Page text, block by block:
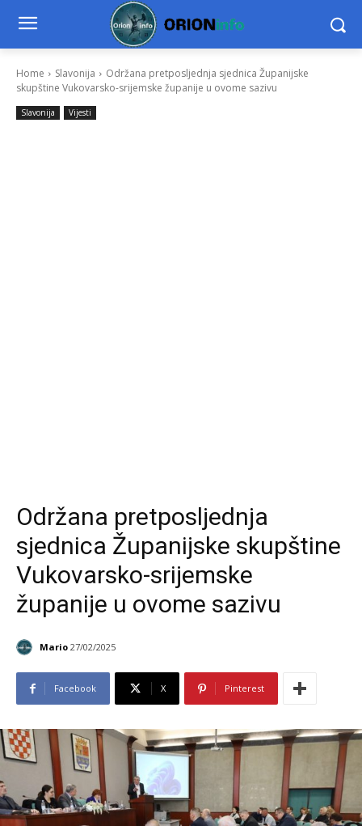
Home Slavonija
Održana pretposljednja sjednica Županijske
skupštine Vukovarsko-srijemske županije u ovome sazivu
Slavonija Vijesti
Održana pretposljednja
sjednica Županijske skupštine
Vukovarsko-srijemske
županije u ovome sazivu
Mario 27/02/2025
Facebook X Pinterest